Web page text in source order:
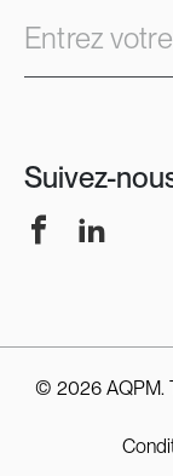
Entrez
Suivez-
FacebookLinkedIn
© 2026 AQPM.